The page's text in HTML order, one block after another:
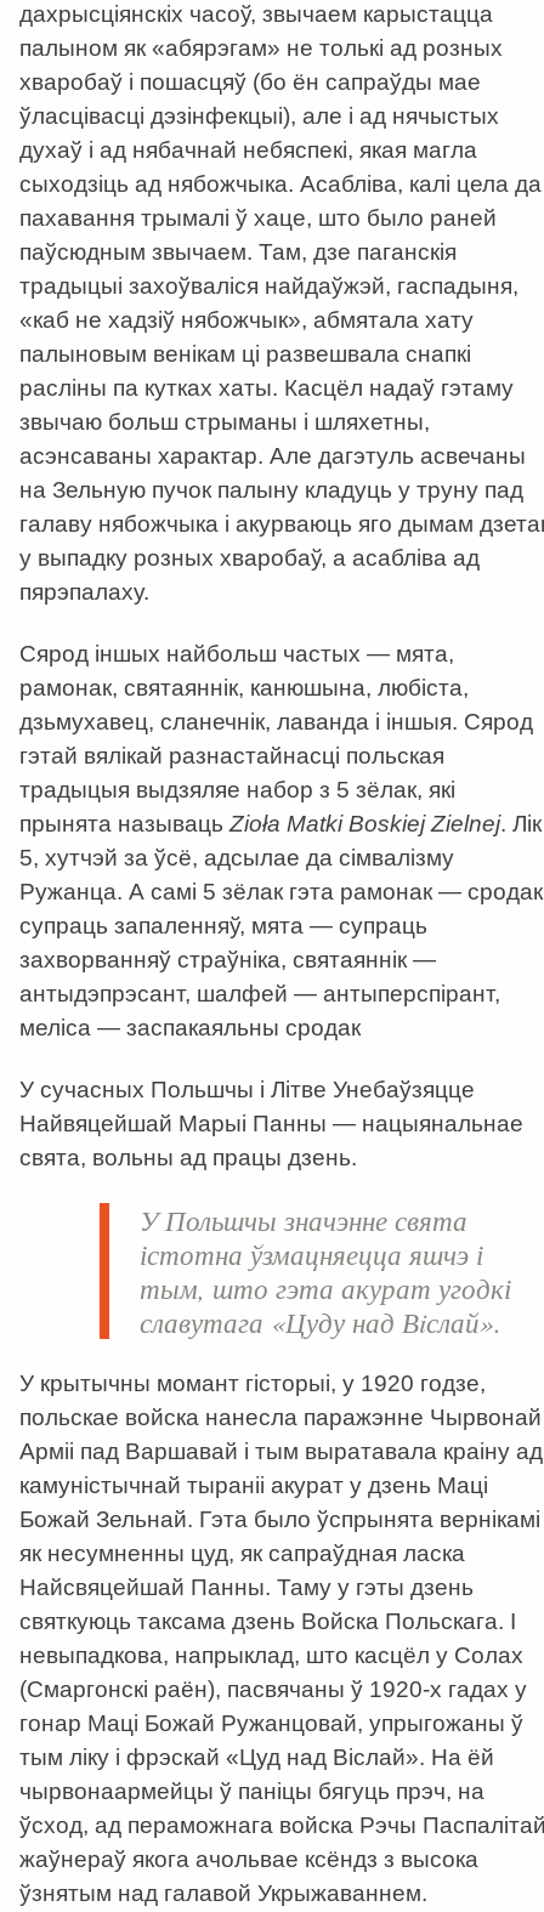
дахрысціянскіх часоў, звычаем карыстацца
палыном як «абярэгам» не толькі ад розных
хваробаў і пошасцяў (бо ён сапраўды мае
ўласцівасці дэзінфекцыі), але і ад нячыстых
духаў і ад нябачнай небяспекі, якая магла
сыходзіць ад нябожчыка. Асабліва, калі цела да
пахавання трымалі ў хаце, што было раней
паўсюдным звычаем. Там, дзе паганскія
традыцыі захоўваліся найдаўжэй, гаспадыня,
«каб не хадзiў нябожчык», абмятала хату
палыновым венiкам ці развешвала снапкі
расліны па кутках хаты. Касцёл надаў гэтаму
звычаю больш стрыманы і шляхетны,
асэнсаваны характар. Але дагэтуль асвечаны
на Зельную пучок палыну кладуць у труну пад
галаву нябожчыка і акурваюць яго дымам
у выпадку розных хваробаў, а асабліва ад
пярэпалаху.
Сярод іншых найбольш частых — мята,
рамонак, святаяннік, канюшына, любіста,
дзьмухавец, cланечнік, лаванда і іншыя. Сярод
гэтай вялікай разнастайнасці польская
традыцыя выдзяляе набор з 5 зёлак, які
прынята называцьZioła Matki Boskiej Zielnej. Лік
5, хутчэй за ўсё, адсылае да сімвалізму
Ружанца. А самі 5 зёлак гэта рамонак — сродак
супраць запаленняў, мята — супраць
захворванняў страўніка, святаяннік —
антыдэпрэсант, шалфей — антыперспірант,
меліса — заспакаяльны сродак
У сучасных Польшчы і Літве Унебаўзяцце
Найвяцейшай Марыі Панны — нацыянальнае
свята, вольны ад працы дзень.
У Польшчы значэнне свята
істотна ўзмацняецца яшчэ і
тым, што гэта акурат угодкі
славутага «Цуду над Вiслай».
У крытычны момант гісторыі, у 1920 годзе,
польскае войска нанесла паражэнне Чырвонай
Арміі пад Варшавай і тым выратавала краіну ад
камуністычнай тыраніі акурат у дзень Маці
Божай Зельнай. Гэта было ўспрынята вернікамі
як несумненны цуд, як сапраўдная ласка
Найсвяцейшай Панны. Таму у гэты дзень
святкуюць таксама дзень Войска Польскага. І
невыпадкова, напрыклад, што касцёл у Солах
(Cмаргонскі раён), пасвячаны ў 1920-х гадах у
гонар Маці Божай Ружанцовай, упрыгожаны ў
тым ліку і фрэскай «Цуд над Вiслай». На ёй
чырвонаармейцы ў паніцы бягуць прэч, на
ўсход, ад пераможнага войска Рэчы
жаўнераў якога ачольвае ксёндз з высока
ўзнятым над галавой Укрыжаваннем.